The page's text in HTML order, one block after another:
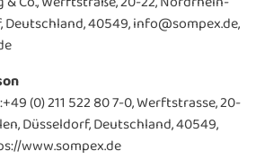
Deutschland, 40549, info@sompex.de,
(0) 211 522 80 7-0, Werftstrasse, 20-
Düsseldorf, Deutschland, 40549,
www.sompex.de